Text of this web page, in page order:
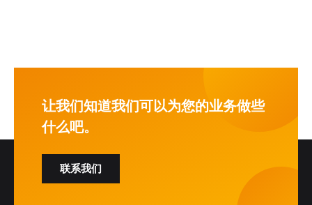
让我们知道我们可以为您的业务做些
什么吧。
联系我们